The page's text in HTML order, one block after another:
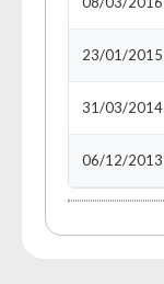
23/01/2015
31/03/2014
06/12/2013